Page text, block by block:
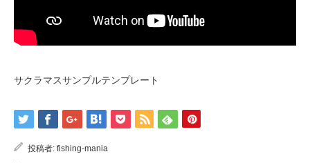
サクラマスサンプルテンプレート
投稿者: fishing-mania